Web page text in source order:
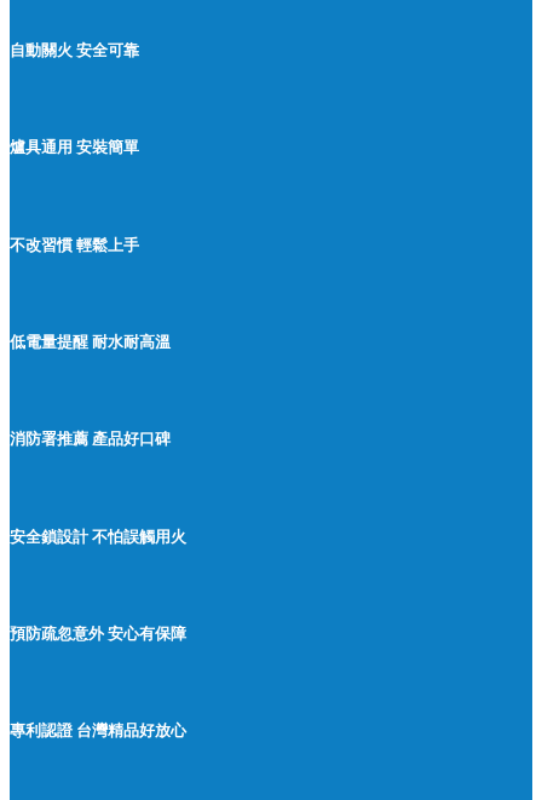
自動關火 安全可靠
爐具通用 安裝簡單
不改習慣 輕鬆上手
低電量提醒 耐水耐高溫
消防署推薦 產品好口碑
安全鎖設計 不怕誤觸用火
預防疏忽意外 安心有保障
專利認證 台灣精品好放心